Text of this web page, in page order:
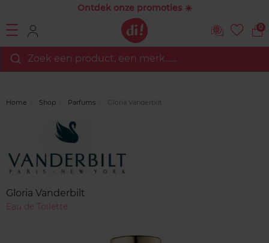
Ontdek onze promoties ☀️
0
Zoek een product, een merk…...
Home Shop Parfums Gloria Vanderbilt
Gloria Vanderbilt
Eau de Toilette